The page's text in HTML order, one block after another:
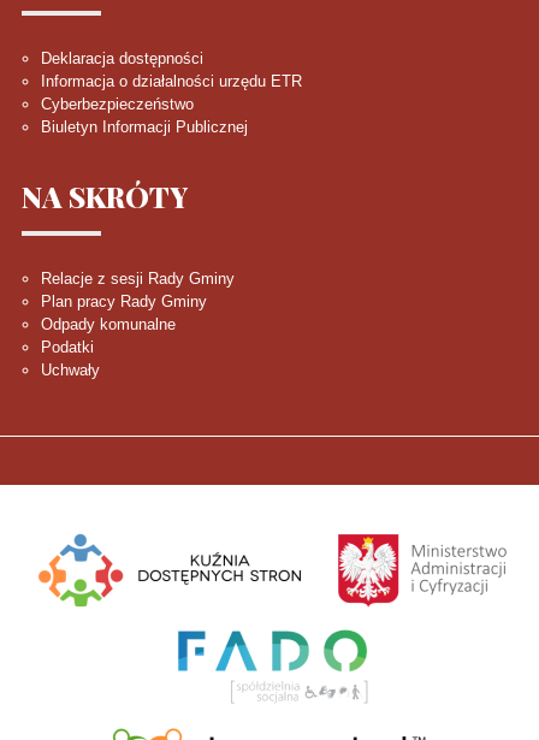
Deklaracja dostępności
Informacja o działalności urzędu ETR
Cyberbezpieczeństwo
Biuletyn Informacji Publicznej
NA SKRÓTY
Relacje z sesji Rady Gminy
Plan pracy Rady Gminy
Odpady komunalne
Podatki
Uchwały